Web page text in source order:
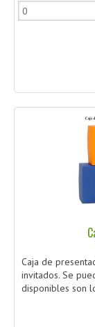
Caja de
invitados. Se
disponibles son